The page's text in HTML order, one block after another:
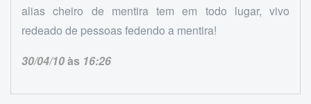
alias cheiro de mentira tem em todo lugar, vivo
redeado de pessoas fedendo a mentira!
30/04/10às 16:26